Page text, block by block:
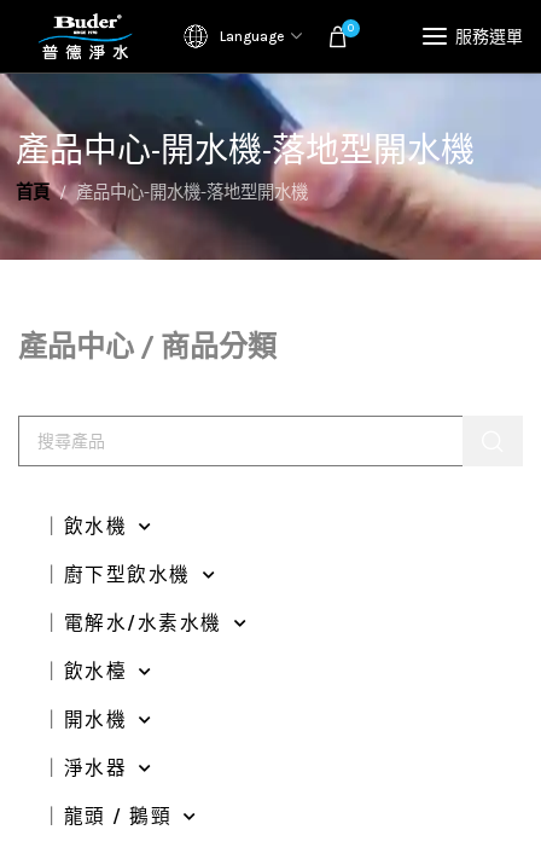
Language 0 服務選單
產品中心-開水機-落地型開水機
首頁 產品中心-開水機-落地型開水機
產品中心 / 商品分類
｜飲水機
｜廚下型飲水機
｜電解水/水素水機
｜飲水檯
｜開水機
｜淨水器
｜龍頭 / 鵝頸